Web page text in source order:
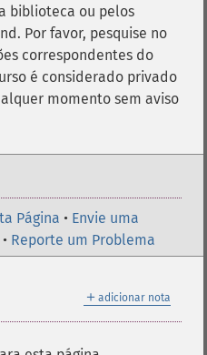
biblioteca ou pelos
Por favor, pesquise no
correspondentes do
é considerado privado
momento sem aviso
Página • Envie uma
• Reporte um Problema
＋ adicionar nota